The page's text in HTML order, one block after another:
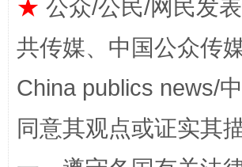
全民健身五年计划来了！等你上场
★ 公众/公民/网民发
共传媒、中国公众传
China publics news/
同意其观点或证实其